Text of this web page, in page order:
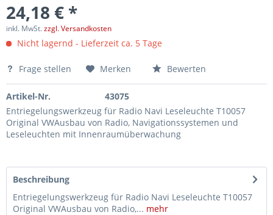
24,18 € *
inkl. MwSt.zzgl. Versandkosten
Nicht lagernd - Lieferzeit ca. 5 Tage
Frage stellen Merken Bewerten
Artikel-Nr.
43075
Entriegelungswerkzeug für Radio Navi Leseleuchte T10057
Original VWAusbau von Radio, Navigationssystemen und
Leseleuchten mit Innenraumüberwachung
Beschreibung
Entriegelungswerkzeug für Radio Navi Leseleuchte T10057
Original VWAusbau von Radio,... mehr